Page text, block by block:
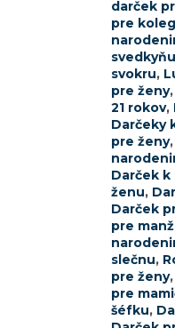
darček
pre
svedkyňu
svokru,
pre ženy,
21 rokov,
Darčeky
pre ženy,
Darček
ženu,
Darček
pre
slečnu,
pre ženy,
pre
šéfku,